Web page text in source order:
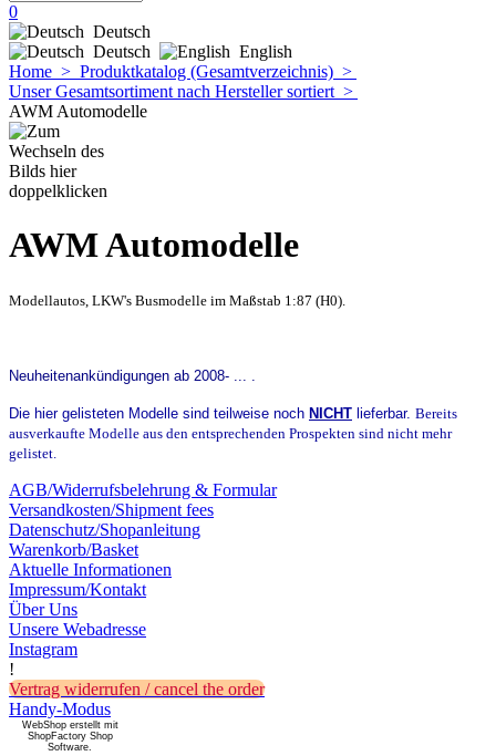
0
Deutsch
Deutsch
English
Home > Produktkatalog (Gesamtverzeichnis) >
Unser Gesamtsortiment nach Hersteller sortiert >
AWM Automodelle
AWM Automodelle
Modellautos, LKW's Busmodelle im Maßstab 1:87 (H0).
Neuheitenankündigungen ab 2008- ... .
Die hier gelisteten Modelle sind teilweise noch NICHT lieferbar. Bereits
ausverkaufte Modelle aus den entsprechenden Prospekten sind nicht mehr
gelistet.
AGB/Widerrufsbelehrung & Formular
Versandkosten/Shipment fees
Datenschutz/Shopanleitung
Warenkorb/Basket
Aktuelle Informationen
Impressum/Kontakt
Über Uns
Unsere Webadresse
Instagram
!
Vertrag widerrufen / cancel the order
Handy-Modus
WebShop erstellt mit
ShopFactory Shop
Software.